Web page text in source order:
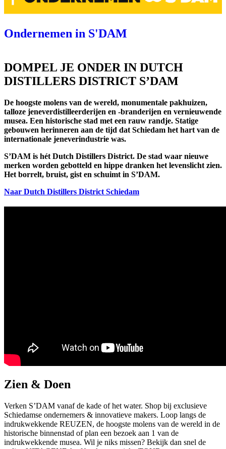
Ondernemen in S'DAM
DOMPEL JE ONDER IN DUTCH
DISTILLERS DISTRICT S’DAM
De hoogste molens van de wereld, monumentale pakhuizen,
talloze jeneverdistilleerderijen en -branderijen en vernieuwende
musea. Een historische stad met een rauw randje. Statige
gebouwen herinneren aan de tijd dat Schiedam het hart van de
internationale jeneverindustrie was.
S’DAM is hét Dutch Distillers District. De stad waar nieuwe
merken worden gebotteld en hippe dranken het levenslicht zien.
Het borrelt, bruist, gist en schuimt in S’DAM.
Naar Dutch Distillers District Schiedam
Zien & Doen
Verken S’DAM vanaf de kade of het water. Shop bij exclusieve
Schiedamse ondernemers & innovatieve makers. Loop langs de
indrukwekkende REUZEN, de hoogste molens van de wereld in de
historische binnenstad of plan een bezoek aan 1 van de
indrukwekkende musea. Wil je niks missen? Bekijk dan snel de